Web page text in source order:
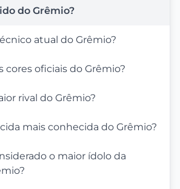
do Grêmio?
atual do Grêmio?
cores oficiais do Grêmio?
rival do Grêmio?
mais conhecida do Grêmio?
o maior ídolo da